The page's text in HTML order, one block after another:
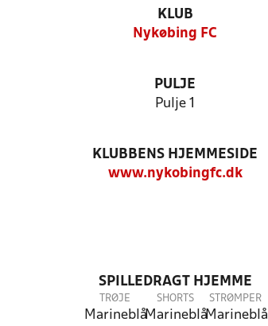
KLUB
Nykøbing FC
PULJE
Pulje 1
KLUBBENS HJEMMESIDE
www.nykobingfc.dk
SPILLEDRAGT HJEMME
TRØJE
Marineblå
SHORTS
Marineblå
STRØMPER
Marineblå